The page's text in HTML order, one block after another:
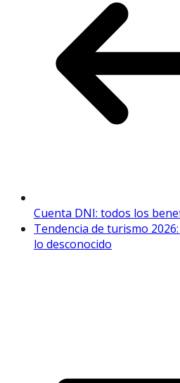
Cuenta DNI: todos los
Tendencia de turismo
lo desconocido